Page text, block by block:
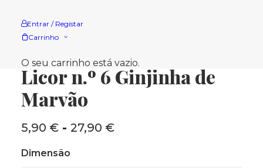
Entrar / Registar
Carrinho
O seu carrinho está vazio.
Licor n.º 6 Ginjinha de
Marvão
5,90 € - 27,90 €
Dimensão